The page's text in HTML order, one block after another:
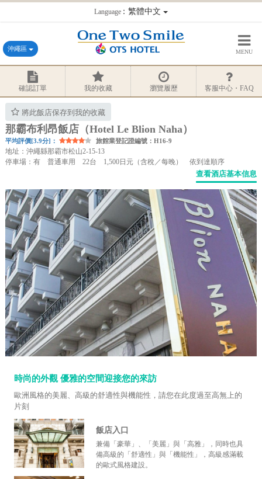
Language：繁體中文
沖繩區 MENU
確認訂單 我的收藏 瀏覽履歷 客服中心・FAQ
將此飯店保存到我的收藏
那霸布利昂飯店（Hotel Le Blion Naha）
平均評價[3.9分]： 旅館業登記證編號：H16-9
地址：沖繩縣那霸市松山2-15-13
停車場：有 普通車用 22台 1,500日元（含稅／每晚） 依到達順序
查看酒店基本信息
時尚的外觀 優雅的空間迎接您的來訪
歐洲風格的美麗、高級的舒適性與機能性，請您在此度過至高無上的
片刻
飯店入口
兼備「豪華」、「美麗」與「高雅」，同時也具
備高級的「舒適性」與「機能性」，高級感滿載
的歐式風格建設。